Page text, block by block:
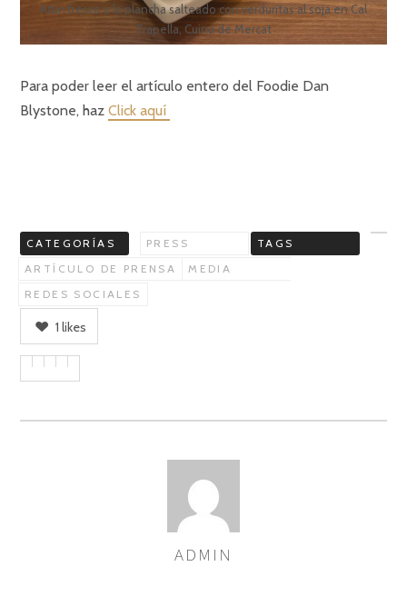
Atún fresco a la plancha salteado con verduritas al soja en Cal
Trapella, Cuina de Mercat
Para poder leer el artículo entero del Foodie Dan
Blystone, haz Click aquí
CATEGORÍAS PRESS
TAGS
ARTÍCULO DE PRENSA
MEDIA
REDES SOCIALES
1 likes
ADMIN